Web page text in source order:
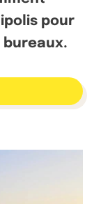
pour
bureaux.